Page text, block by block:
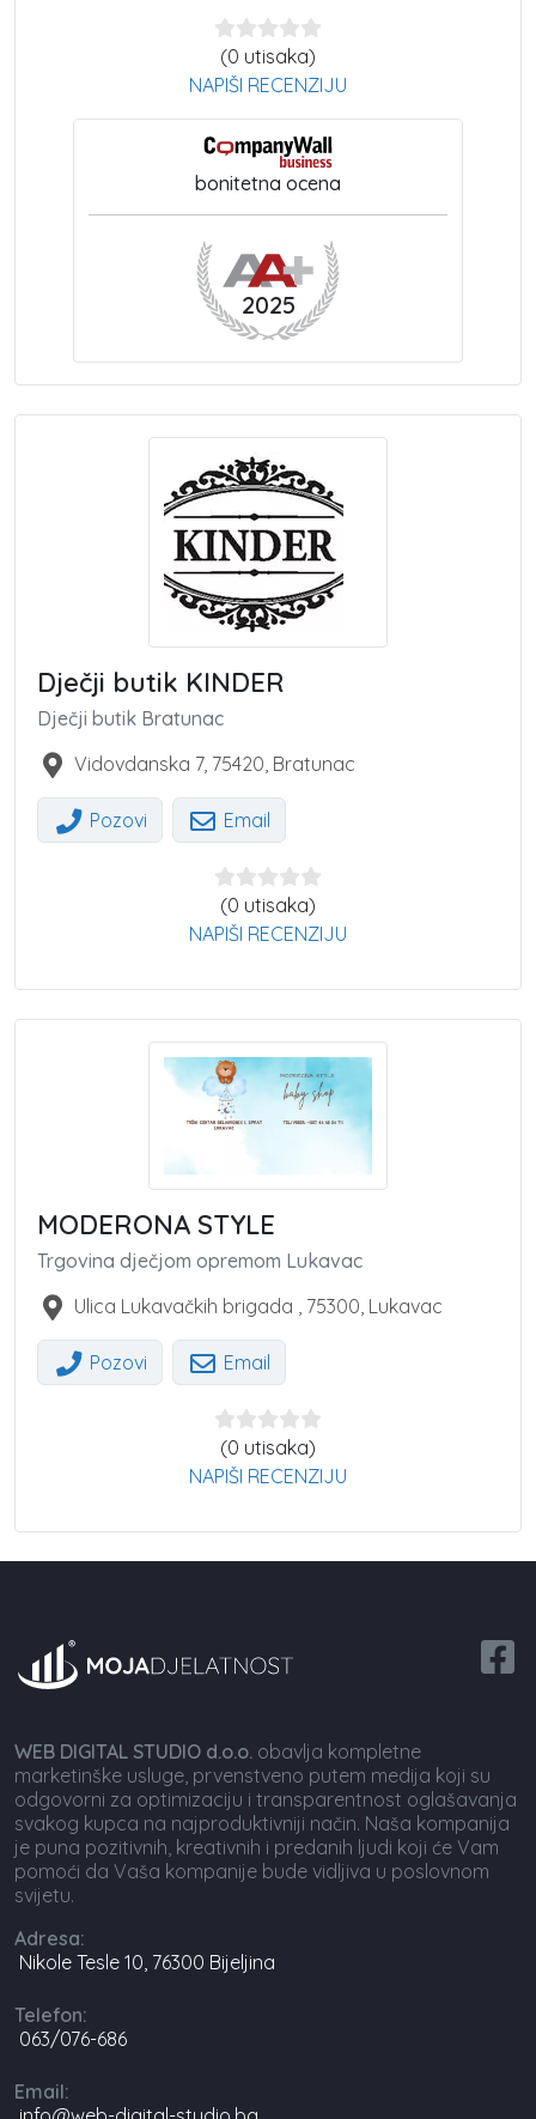
(0 utisaka)
NAPIŠI RECENZIJU
bonitetna ocena
2025
Dječji butik KINDER
Dječji butik Bratunac
Vidovdanska 7, 75420 Bratunac
Pozovi Email
(0 utisaka)
NAPIŠI RECENZIJU
MODERONA STYLE
Trgovina dječjom opremom Lukavac
Ulica Lukavačkih brigada
75300 Lukavac
Pozovi Email
(0 utisaka)
NAPIŠI RECENZIJU
WEB DIGITAL STUDIO d.o.o. obavlja kompletne
marketinške usluge, prvenstveno putem medija koji su
odgovorni za optimizaciju i transparentnost oglašavanja
svakog kupca na najproduktivniji način. Naša kompanija
je puna pozitivnih, kreativnih i predanih ljudi koji će Vam
pomoći da Vaša kompanije bude vidljiva u poslovnom
svijetu.
Adresa:
Nikole Tesle 10, 76300 Bijeljina
Telefon:
063/076-686
Email: